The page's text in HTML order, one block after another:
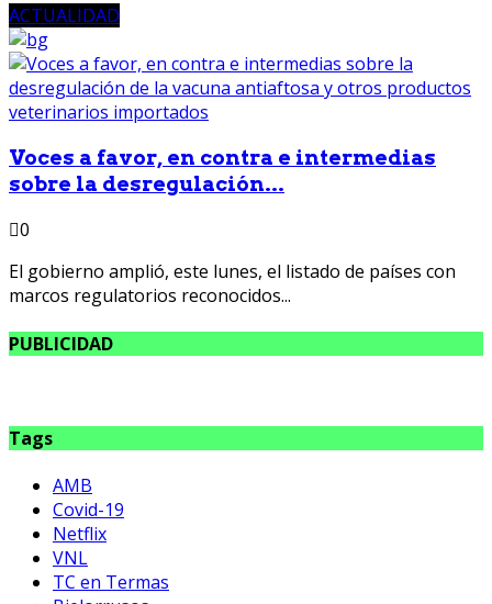
ACTUALIDAD
Voces a favor, en contra e intermedias
sobre la desregulación...
0
El gobierno amplió, este lunes, el listado de países con
marcos regulatorios reconocidos...
PUBLICIDAD
Tags
AMB
Covid-19
Netflix
VNL
TC en Termas